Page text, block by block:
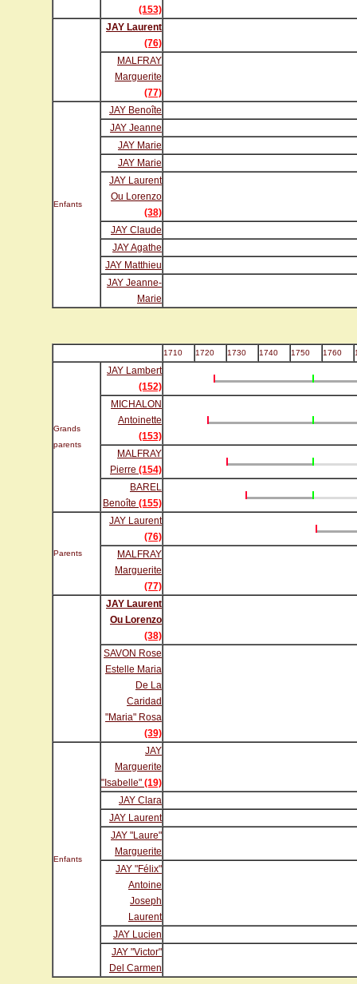
(153)
JAY Laurent
(76)
MALFRAY
Marguerite
(77)
Enfants
JAY Benoîte
JAY Jeanne
JAY Marie
JAY Marie
JAY Laurent
Ou Lorenzo
(38)
JAY Claude
JAY Agathe
JAY Matthieu
JAY Jeanne-
Marie
1710 1720 1730 1740 1750 1760
Grands
parents
JAY Lambert
(152)
MICHALON
Antoinette
(153)
MALFRAY
Pierre (154)
BAREL
Benoîte (155)
Parents
JAY Laurent
(76)
MALFRAY
Marguerite
(77)
JAY Laurent
Ou Lorenzo
(38)
SAVON Rose
Estelle Maria
De La
Caridad
"Maria" Rosa
(39)
Enfants
JAY
Marguerite
"Isabelle" (19)
JAY Clara
JAY Laurent
JAY "Laure"
Marguerite
JAY "Félix"
Antoine
Joseph
Laurent
JAY Lucien
JAY "Victor"
Del Carmen